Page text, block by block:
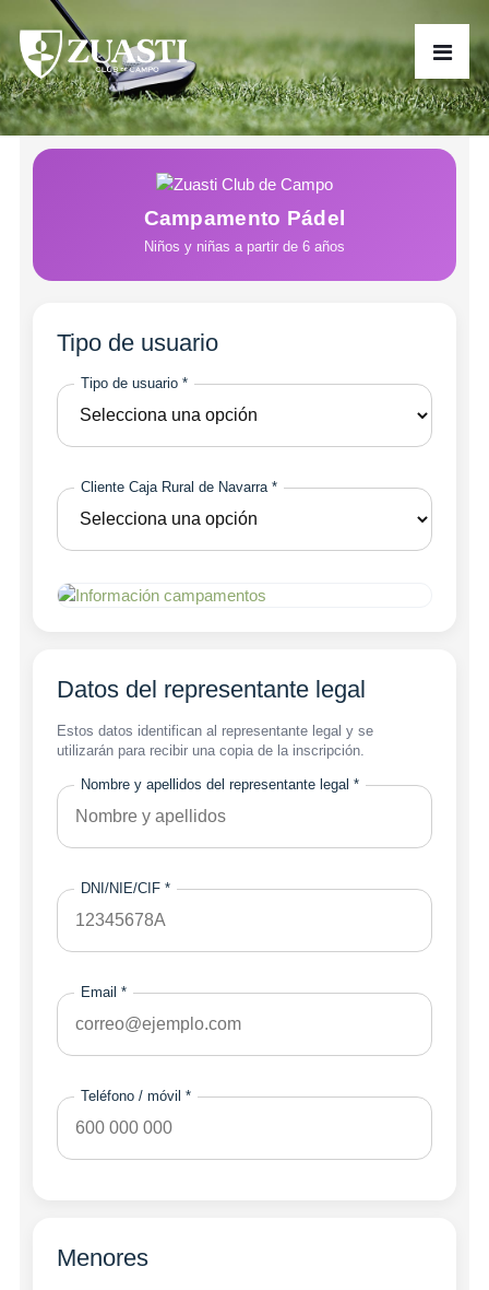
Campamento Pádel
Niños y niñas a partir de 6 años
Tipo de usuario
Tipo de usuario *
Cliente Caja Rural de Navarra *
Datos del representante legal
Estos datos identifican al representante legal y se
utilizarán para recibir una copia de la inscripción.
Nombre y apellidos del representante legal *
DNI/NIE/CIF *
Email *
Teléfono / móvil *
Menores